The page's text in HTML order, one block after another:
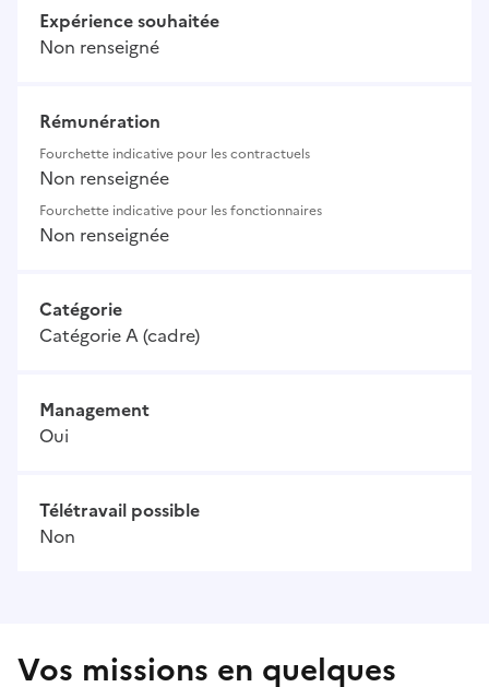
Expérience souhaitée
Non renseigné
Rémunération
Fourchette indicative pour les contractuels
Non renseignée
Fourchette indicative pour les fonctionnaires
Non renseignée
Catégorie
Catégorie A (cadre)
Management
Oui
Télétravail possible
Non
Vos missions en quelques